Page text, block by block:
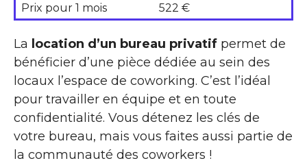
Prix pour 1 mois
522 €
La location d’un bureau privatif permet de
bénéficier d’une pièce dédiée au sein des
locaux l’espace de coworking. C’est l’idéal
pour travailler en équipe et en toute
confidentialité. Vous détenez les clés de
votre bureau, mais vous faites aussi partie de
la communauté des coworkers !